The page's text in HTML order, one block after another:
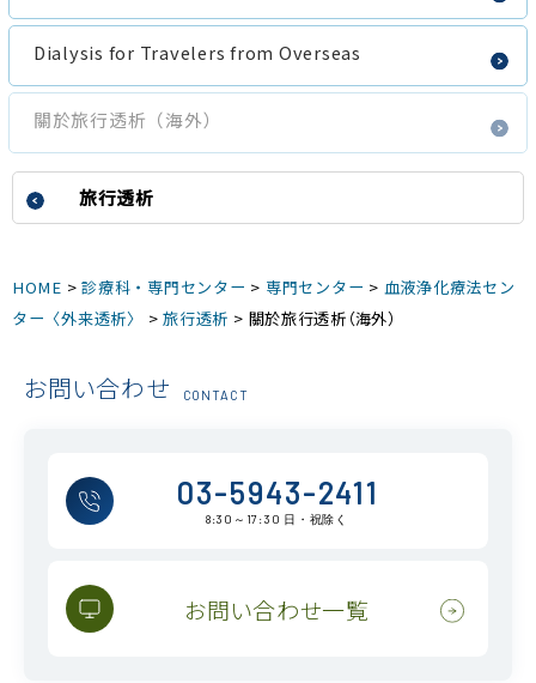
Dialysis for Travelers from Overseas
關於旅行透析（海外）
旅行透析
HOME >診療科・専門センター > 専門センター > 血液浄化療法セン
ター〈外来透析〉
>旅行透析 > 關於旅行透析（海外）
お問い合わせ CONTACT
03-5943-2411
8:30～17:30 日・祝除く
お問い合わせ一覧